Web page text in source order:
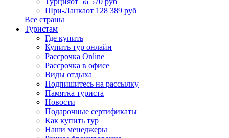
Шри-Ланкаот 128 389 руб
Все страны
Туристам
Где купить
Купить тур онлайн
Рассрочка Online
Рассрочка в офисе
Виды отдыха
Подпишитесь на рассылку
Памятка туриста
Новости
Подарочные сертификаты
Как купить тур
Наши менеджеры